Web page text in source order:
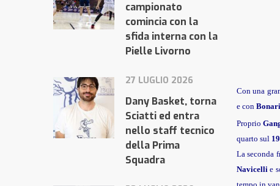
Con una
e con Bonari
Proprio
quarto sul
La seconda
Navicelli e
campionato
comincia con la
sfida interna con la
Pielle Livorno
27 LUGLIO 2026
Dany Basket, torna
Sciatti ed entra
nello staff tecnico
della Prima
Squadra